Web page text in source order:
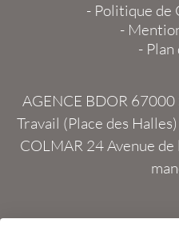
- Politique de
-
-
AGENCE BDOR 67000
Travail (Place des
COLMAR24 Avenue de